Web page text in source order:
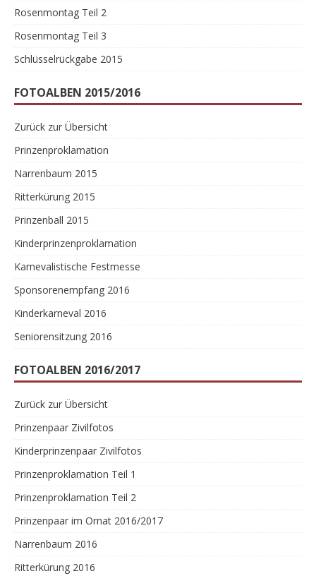
Rosenmontag Teil 2
Rosenmontag Teil 3
Schlüsselrückgabe 2015
FOTOALBEN 2015/2016
Zurück zur Übersicht
Prinzenproklamation
Narrenbaum 2015
Ritterkürung 2015
Prinzenball 2015
Kinderprinzenproklamation
Karnevalistische Festmesse
Sponsorenempfang 2016
Kinderkarneval 2016
Seniorensitzung 2016
FOTOALBEN 2016/2017
Zurück zur Übersicht
Prinzenpaar Zivilfotos
Kinderprinzenpaar Zivilfotos
Prinzenproklamation Teil 1
Prinzenproklamation Teil 2
Prinzenpaar im Ornat 2016/2017
Narrenbaum 2016
Ritterkürung 2016